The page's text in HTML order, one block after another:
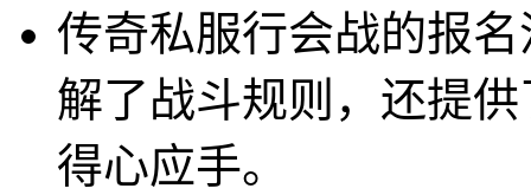
传奇私服行会战的报
解了战斗规则，还提
得心应手。